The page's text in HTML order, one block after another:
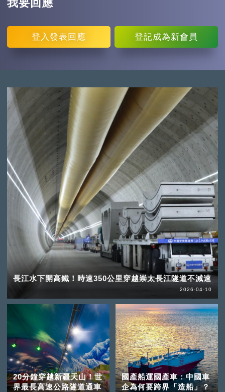
我要回應
登入 發表回應 登記成為新會員
長江水下開高鐵！時速350公里穿越崇太長江隧道不減速
2026-04-10
20分鐘穿越新疆天山！世
界最長高速公路隧道通車
國產船運國產車：中國車
企為何要跨界「造船」？